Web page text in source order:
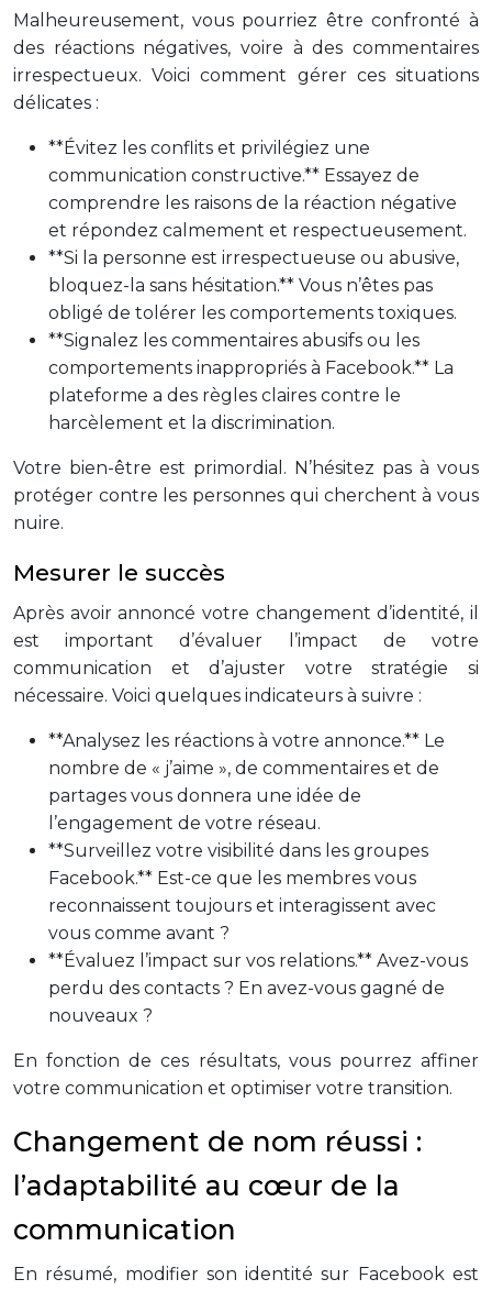
Malheureusement, vous pourriez être confronté à
des réactions négatives, voire à des commentaires
irrespectueux. Voici comment gérer ces situations
délicates :
**Évitez les conflits et privilégiez une
communication constructive.** Essayez de
comprendre les raisons de la réaction négative
et répondez calmement et respectueusement.
**Si la personne est irrespectueuse ou abusive,
bloquez-la sans hésitation.** Vous n’êtes pas
obligé de tolérer les comportements toxiques.
**Signalez les commentaires abusifs ou les
comportements inappropriés à Facebook.** La
plateforme a des règles claires contre le
harcèlement et la discrimination.
Votre bien-être est primordial. N’hésitez pas à vous
protéger contre les personnes qui cherchent à vous
nuire.
Mesurer le succès
Après avoir annoncé votre changement d’identité, il
est important d’évaluer l’impact de votre
communication et d’ajuster votre stratégie si
nécessaire. Voici quelques indicateurs à suivre :
**Analysez les réactions à votre annonce.** Le
nombre de « j’aime », de commentaires et de
partages vous donnera une idée de
l’engagement de votre réseau.
**Surveillez votre visibilité dans les groupes
Facebook.** Est-ce que les membres vous
reconnaissent toujours et interagissent avec
vous comme avant ?
**Évaluez l’impact sur vos relations.** Avez-vous
perdu des contacts ? En avez-vous gagné de
nouveaux ?
En fonction de ces résultats, vous pourrez affiner
votre communication et optimiser votre transition.
Changement de nom réussi :
l’adaptabilité au cœur de la
communication
En résumé, modifier son identité sur Facebook est